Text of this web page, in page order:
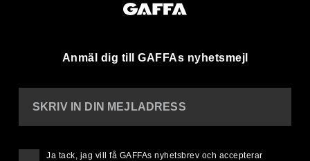
Anmäl dig till GAFFAs nyhetsmejl
SKRIV IN DIN MEJLADRESS
Ja tack, jag vill få GAFFAs nyhetsbrev och accepterar